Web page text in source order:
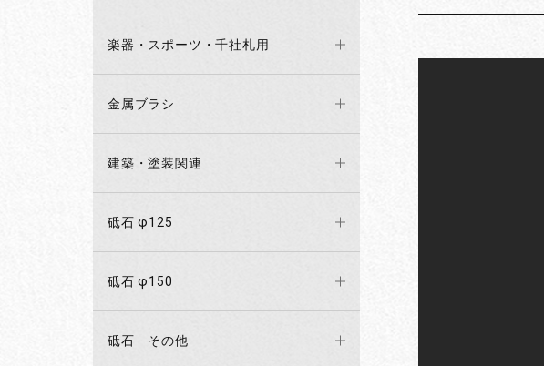
楽器・スポーツ・千社札用
金属ブラシ
建築・塗装関連
砥石 φ125
砥石 φ150
砥石 その他